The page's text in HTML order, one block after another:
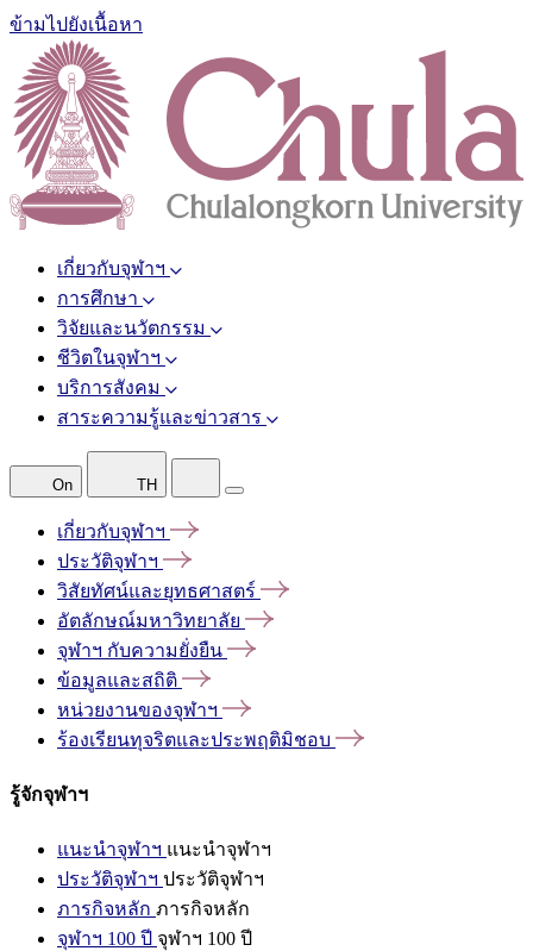
ข้ามไปยังเนื้อหา
เกี่ยวกับจุฬาฯ
การศึกษา
วิจัยและนวัตกรรม
ชีวิตในจุฬาฯ
บริการสังคม
สาระความรู้และข่าวสาร
On TH
เกี่ยวกับจุฬาฯ
ประวัติจุฬาฯ
วิสัยทัศน์และยุทธศาสตร์
อัตลักษณ์มหาวิทยาลัย
จุฬาฯ กับความยั่งยืน
ข้อมูลและสถิติ
หน่วยงานของจุฬาฯ
ร้องเรียนทุจริตและประพฤติมิชอบ
รู้จักจุฬาฯ
แนะนำจุฬาฯ แนะนำจุฬาฯ
ประวัติจุฬาฯ ประวัติจุฬาฯ
ภารกิจหลัก ภารกิจหลัก
จุฬาฯ 100 ปี จุฬาฯ 100 ปี